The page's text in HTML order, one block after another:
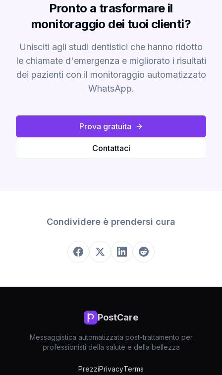
Pronto a trasformare il
monitoraggio dei tuoi clienti?
Unisciti agli studi dentistici che hanno ridotto
le chiamate d'emergenza e migliorato i risultati
dei pazienti con il monitoraggio automatizzato
WhatsApp.
Prova gratuita
Contattaci
Condividere è prendersi cura
PostCare
Messaggistica automatizzata post-trattamento per
professionisti della salute e della bellezza
PrezziPrivacyTerms